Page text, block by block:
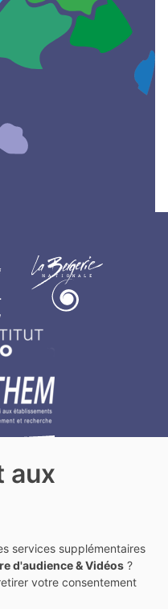
aux
services supplémentaires
d'audience & Vidéos ?
votre consentement